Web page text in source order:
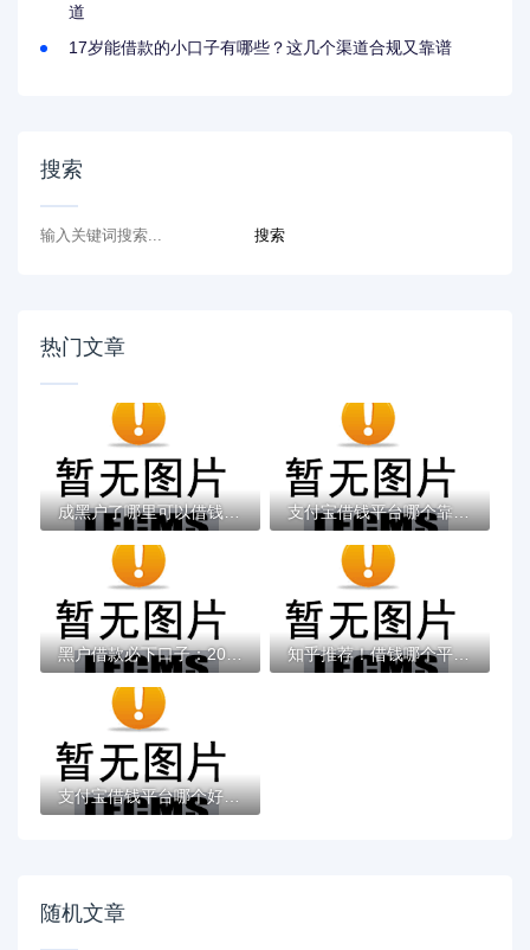
道
17岁能借款的小口子有哪些？这几个渠道合规又靠谱
搜索
热门文章
成黑户了哪里可以借钱急用啊，2025五大专属... 支付宝借钱平台哪个靠谱？实测这5款低息灵活...
黑户借款必下口子：2025推荐5个通过率100%的... 知乎推荐！借钱哪个平台靠谱？这5个低息正规...
支付宝借钱平台哪个好？实测推荐这3个靠谱低...
随机文章